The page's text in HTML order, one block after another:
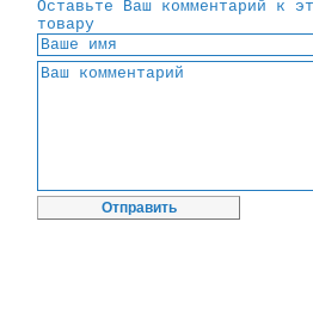
Оставьте Ваш комментарий к
товару